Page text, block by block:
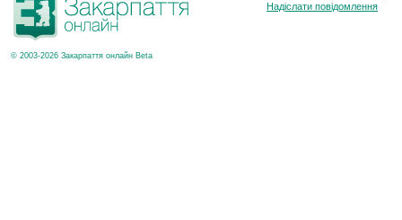
© 2003-2026 Закарпаття онлайн Beta
Надіслати повідомлення